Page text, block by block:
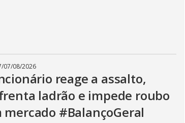
/07/08/2026
reage a assalto,
ladrão e impede roubo
mercado #BalançoGeral